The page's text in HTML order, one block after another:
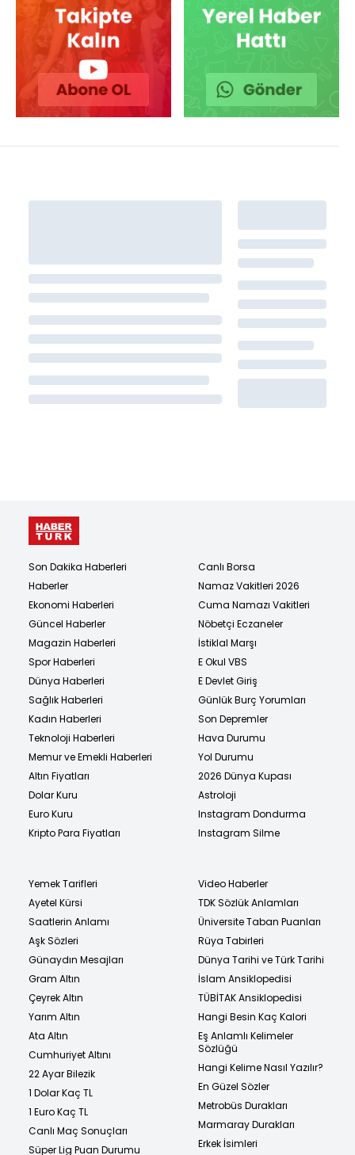
Son Dakika Haberleri
Haberler
Ekonomi Haberleri
Güncel Haberler
Magazin Haberleri
Spor Haberleri
Dünya Haberleri
Sağlık Haberleri
Kadın Haberleri
Teknoloji Haberleri
Memur ve Emekli Haberleri
Altın Fiyatları
Dolar Kuru
Euro Kuru
Kripto Para Fiyatları
Canlı Borsa
Namaz Vakitleri 2026
Cuma Namazı Vakitleri
Nöbetçi Eczaneler
İstiklal Marşı
E Okul VBS
E Devlet Giriş
Günlük Burç Yorumları
Son Depremler
Hava Durumu
Yol Durumu
2026 Dünya Kupası
Astroloji
Instagram Dondurma
Instagram Silme
Yemek Tarifleri
Ayetel Kürsi
Saatlerin Anlamı
Aşk Sözleri
Günaydın Mesajları
Gram Altın
Çeyrek Altın
Yarım Altın
Ata Altın
Cumhuriyet Altını
22 Ayar Bilezik
1 Dolar Kaç TL
1 Euro Kaç TL
Canlı Maç Sonuçları
Süper Lig Puan Durumu
Video Haberler
TDK Sözlük Anlamları
Üniversite Taban Puanları
Rüya Tabirleri
Dünya Tarihi ve Türk Tarihi
İslam Ansiklopedisi
TÜBİTAK Ansiklopedisi
Hangi Besin Kaç Kalori
Eş Anlamlı Kelimeler
Sözlüğü
Hangi Kelime Nasıl Yazılır?
En Güzel Sözler
Metrobüs Durakları
Marmaray Durakları
Erkek İsimleri